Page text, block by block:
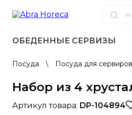
ОБЕДЕННЫЕ СЕРВИЗЫ
Посуда \ Посуда для
Набор из 4
Артикул товара: DP-104894